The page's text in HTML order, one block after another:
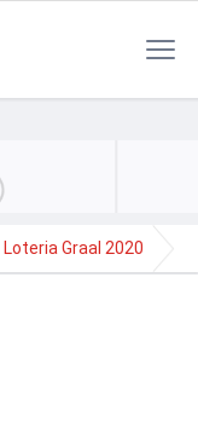
Loteria Graal 2020